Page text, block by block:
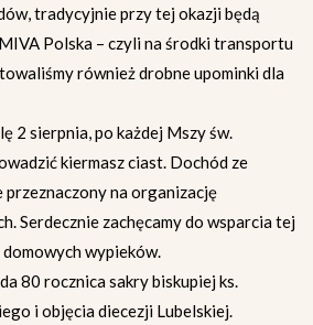
tradycyjnie przy tej okazji będą
Polska – czyli na środki transportu
również drobne upominki dla
2 sierpnia, po każdej Mszy św.
kiermasz ciast. Dochód ze
przeznaczony na organizację
Serdecznie zachęcamy do wsparcia tej
wypieków.
80 rocznica sakry biskupiej ks.
i objęcia diecezji Lubelskiej.